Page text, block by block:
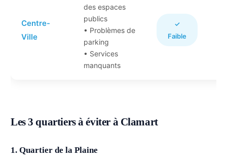
Centre-
Ville
des espaces
publics
• Problèmes de
parking
• Services
manquants
✓
Faible
Les 3 quartiers à éviter à Clamart
1. Quartier de la Plaine